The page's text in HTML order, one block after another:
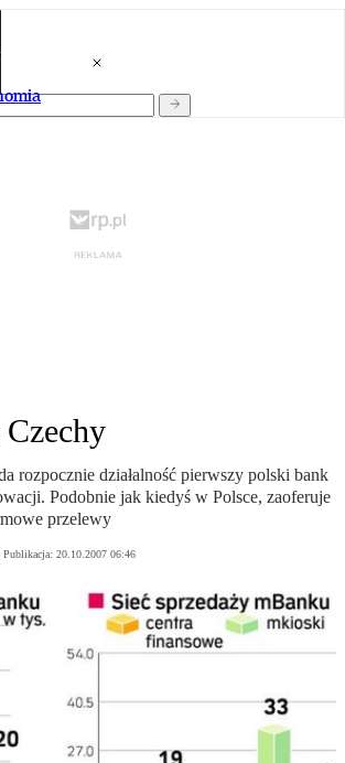
Czechy
rozpocznie działalność pierwszy polski bank
Podobnie jak kiedyś w Polsce, zaoferuje
przelewy
Publikacja: 20.10.2007 06:46